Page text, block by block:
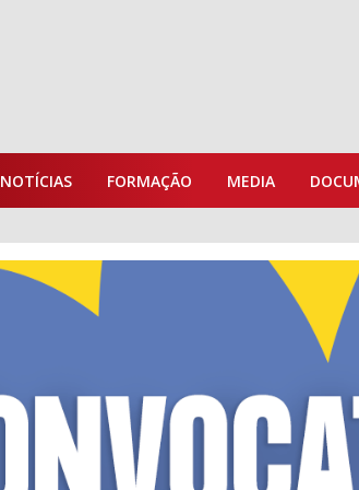
NOTÍCIAS FORMAÇÃO MEDIA